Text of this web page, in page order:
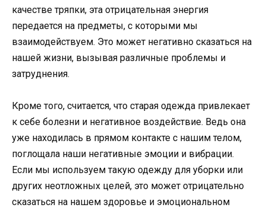
качестве тряпки, эта отрицательная энергия
передается на предметы, с которыми мы
взаимодействуем. Это может негативно сказаться на
нашей жизни, вызывая различные проблемы и
затруднения.
Кроме того, считается, что старая одежда привлекает
к себе болезни и негативное воздействие. Ведь она
уже находилась в прямом контакте с нашим телом,
поглощала наши негативные эмоции и вибрации.
Если мы используем такую одежду для уборки или
других неотложных целей, это может отрицательно
сказаться на нашем здоровье и эмоциональном